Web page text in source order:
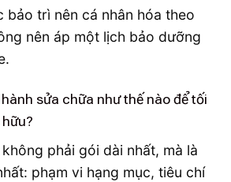
bảo trì nên cá nhân hóa theo
nên áp một lịch bảo dưỡng
sửa chữa như thế nào để tối
phải gói dài nhất, mà là
phạm vi hạng mục, tiêu chí